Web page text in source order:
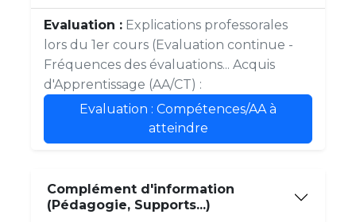
Evaluation : Explications professorales
lors du 1er cours (Evaluation continue -
Fréquences des évaluations... Acquis
d'Apprentissage (AA/CT) :
Evaluation : Compétences/AA à
atteindre
Complément d'information
(Pédagogie, Supports...)